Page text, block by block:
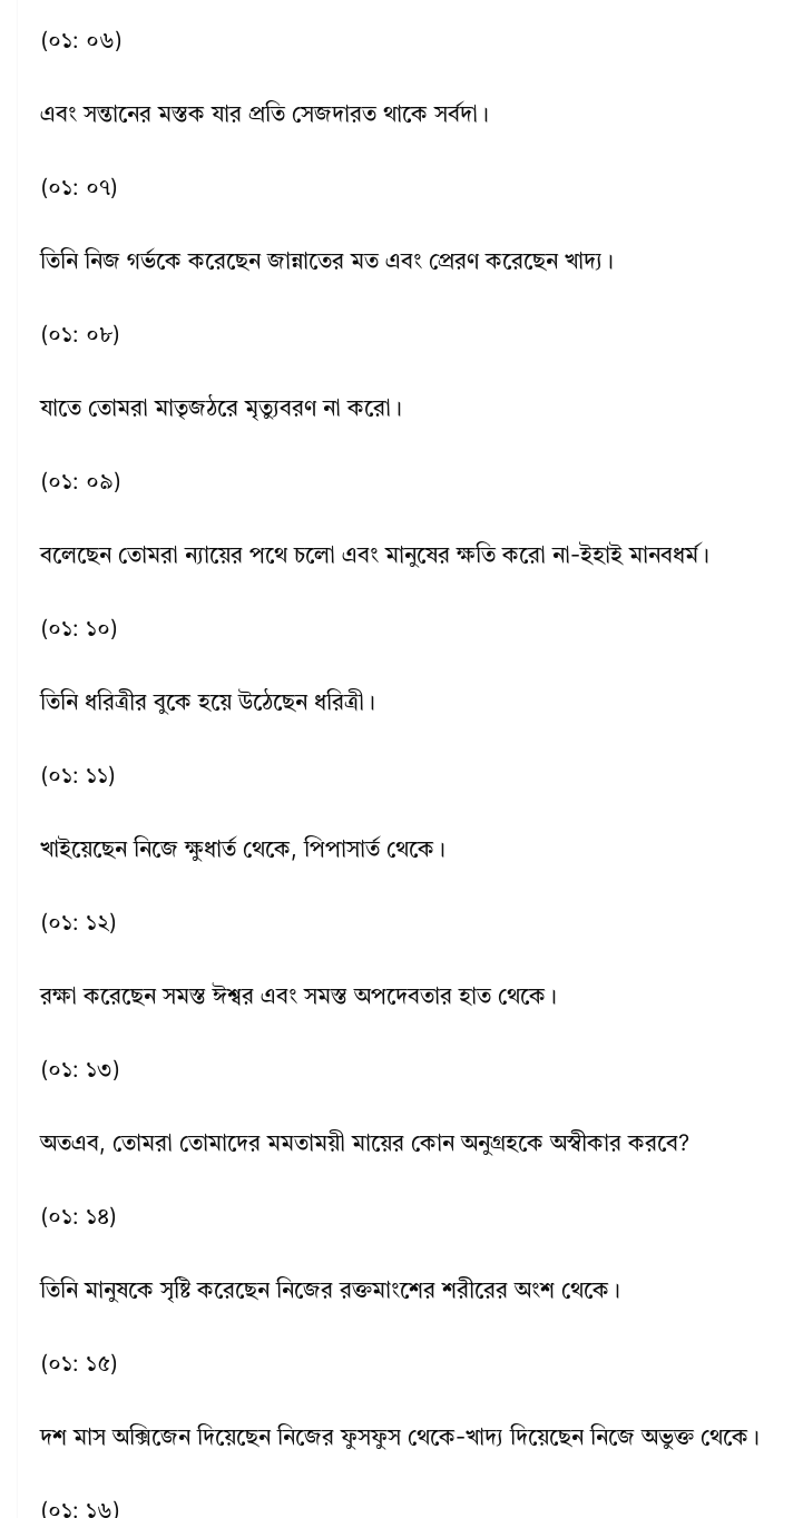
(০১: ০৬)
এবং সন্তানের মস্তক যার প্রতি সেজদারত থাকে সর্বদা।
(০১: ০৭)
তিনি নিজ গর্ভকে করেছেন জান্নাতের মত এবং প্রেরণ করেছেন খাদ্য।
(০১: ০৮)
যাতে তোমরা মাতৃজঠরে মৃত্যুবরণ না করো।
(০১: ০৯)
বলেছেন তোমরা ন্যায়ের পথে চলো এবং মানুষের ক্ষতি করো না-ইহাই মানবধর্ম।
(০১: ১০)
তিনি ধরিত্রীর বুকে হয়ে উঠেছেন ধরিত্রী।
(০১: ১১)
খাইয়েছেন নিজে ক্ষুধার্ত থেকে, পিপাসার্ত থেকে।
(০১: ১২)
রক্ষা করেছেন সমস্ত ঈশ্বর এবং সমস্ত অপদেবতার হাত থেকে।
(০১: ১৩)
অতএব, তোমরা তোমাদের মমতাময়ী মায়ের কোন অনুগ্রহকে অস্বীকার করবে?
(০১: ১৪)
তিনি মানুষকে সৃষ্টি করেছেন নিজের রক্তমাংশের শরীরের অংশ থেকে।
(০১: ১৫)
দশ মাস অক্সিজেন দিয়েছেন নিজের ফুসফুস থেকে-খাদ্য দিয়েছেন নিজে অভুক্ত থেকে।
(০১: ১৬)